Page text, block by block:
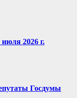
2026 г.
Госдумы